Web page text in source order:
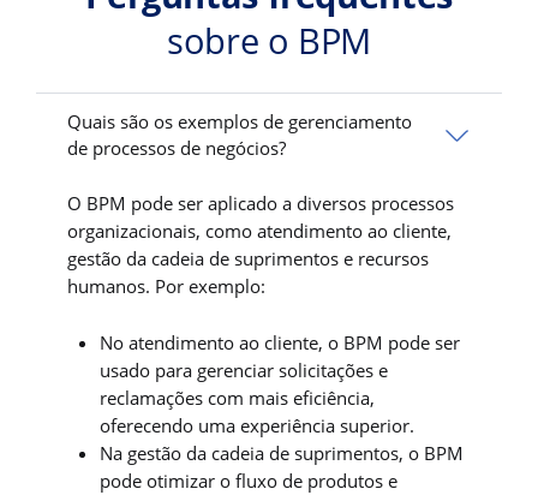
sobre o BPM
Quais são os exemplos de gerenciamento
de processos de negócios?
O BPM pode ser aplicado a diversos processos
organizacionais, como atendimento ao cliente,
gestão da cadeia de suprimentos e recursos
humanos. Por exemplo:
No atendimento ao cliente, o BPM pode ser
usado para gerenciar solicitações e
reclamações com mais eficiência,
oferecendo uma experiência superior.
Na gestão da cadeia de suprimentos, o BPM
pode otimizar o fluxo de produtos e